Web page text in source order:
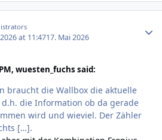
at 11:4717. Mai 2026
wuesten_fuchs said:
braucht die Wallbox die aktuelle
die Information ob da gerade
wird und wieviel. Der Zähler
[…].